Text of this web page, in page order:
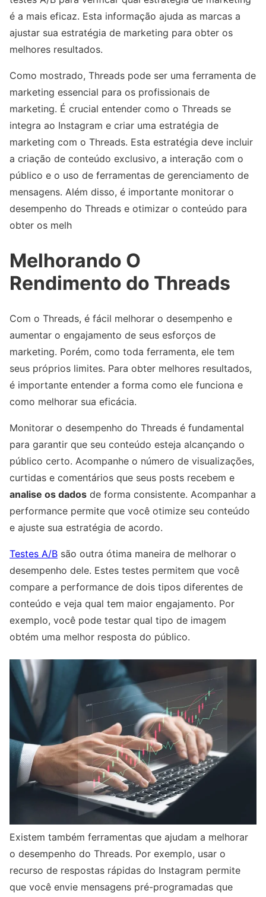
é a mais eficaz. Esta informação ajuda as marcas a
ajustar sua estratégia de marketing para obter os
melhores resultados.
Como mostrado, Threads pode ser uma ferramenta de
marketing essencial para os profissionais de
marketing. É crucial entender como o Threads se
integra ao Instagram e criar uma estratégia de
marketing com o Threads. Esta estratégia deve incluir
a criação de conteúdo exclusivo, a interação com o
público e o uso de ferramentas de gerenciamento de
mensagens. Além disso, é importante monitorar o
desempenho do Threads e otimizar o conteúdo para
obter os melh
Melhorando O
Rendimento do Threads
Com o Threads, é fácil melhorar o desempenho e
aumentar o engajamento de seus esforços de
marketing. Porém, como toda ferramenta, ele tem
seus próprios limites. Para obter melhores resultados,
é importante entender a forma como ele funciona e
como melhorar sua eficácia.
Monitorar o desempenho do Threads é fundamental
para garantir que seu conteúdo esteja alcançando o
público certo. Acompanhe o número de visualizações,
curtidas e comentários que seus posts recebem e
analise os dados de forma consistente. Acompanhar a
performance permite que você otimize seu conteúdo
e ajuste sua estratégia de acordo.
Testes A/B são outra ótima maneira de melhorar o
desempenho dele. Estes testes permitem que você
compare a performance de dois tipos diferentes de
conteúdo e veja qual tem maior engajamento. Por
exemplo, você pode testar qual tipo de imagem
obtém uma melhor resposta do público.
Existem também ferramentas que ajudam a melhorar
o desempenho do Threads. Por exemplo, usar o
recurso de respostas rápidas do Instagram permite
que você envie mensagens pré-programadas que